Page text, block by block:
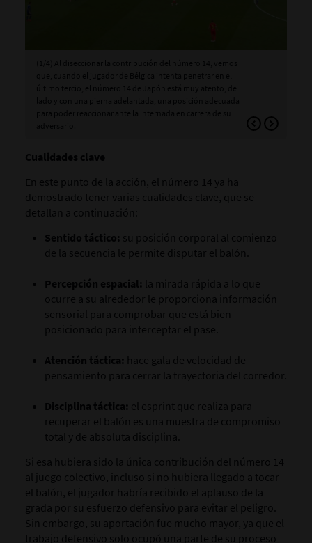
Cualidades clave
En este punto de la acción, el número 14 ya ha
demostrado tener varias cualidades clave, que se
detallan a continuación:
Sentido táctico: su posición corporal al comienzo
de la secuencia le permite disputar el balón.
Percepción espacial: la mirada rápida a lo que
ocurre a su alrededor le proporciona información
sensorial para comprobar que está bien
posicionado para interceptar el pase.
Atención táctica: hace gala de velocidad de
pensamiento para cerrar la trayectoria del corredor.
Disciplina táctica: el esprint que realiza para
recuperar el balón es una muestra de compromiso
total y de absoluta disciplina.
Si esa hubiera sido la única contribución del número 14
al juego colectivo, incluso si no hubiera llegado a tocar
el balón, el jugador habría recibido el aplauso de la
grada por su esfuerzo defensivo para evitar el peligro.
Sin embargo, su aportación fue mucho mayor, ya que el
trabajo defensivo solo ocupó una parte de su proceso